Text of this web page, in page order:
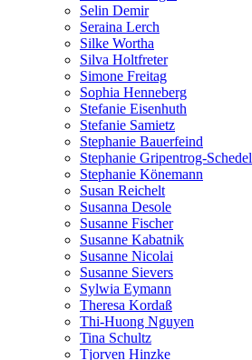
Selin Demir
Seraina Lerch
Silke Wortha
Silva Holtfreter
Simone Freitag
Sophia Henneberg
Stefanie Eisenhuth
Stefanie Samietz
Stephanie Bauerfeind
Stephanie Gripentrog-Schedel
Stephanie Könemann
Susan Reichelt
Susanna Desole
Susanne Fischer
Susanne Kabatnik
Susanne Nicolai
Susanne Sievers
Sylwia Eymann
Theresa Kordaß
Thi-Huong Nguyen
Tina Schultz
Tjorven Hinzke